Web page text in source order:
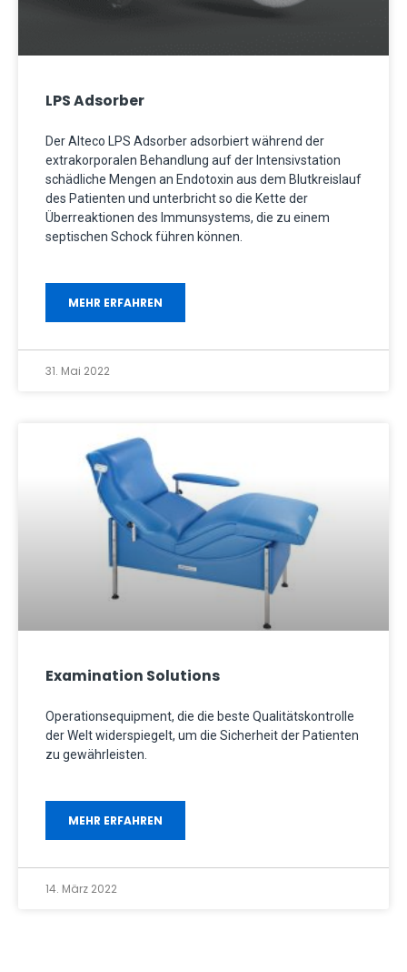
LPS Adsorber
Der Alteco LPS Adsorber adsorbiert während der
extrakorporalen Behandlung auf der Intensivstation
schädliche Mengen an Endotoxin aus dem Blutkreislauf
des Patienten und unterbricht so die Kette der
Überreaktionen des Immunsystems, die zu einem
septischen Schock führen können.
MEHR ERFAHREN
31. Mai 2022
Examination Solutions
Operationsequipment, die die beste Qualitätskontrolle
der Welt widerspiegelt, um die Sicherheit der Patienten
zu gewährleisten.
MEHR ERFAHREN
14. März 2022